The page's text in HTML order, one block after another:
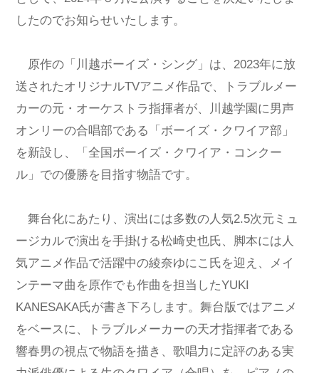
したのでお知らせいたします。
原作の「川越ボーイズ・シング」は、2023年に放
送されたオリジナルTVアニメ作品で、トラブルメー
カーの元・オーケストラ指揮者が、川越学園に男声
オンリーの合唱部である「ボーイズ・クワイア部」
を新設し、「全国ボーイズ・クワイア・コンクー
ル」での優勝を目指す物語です。
舞台化にあたり、演出には多数の人気2.5次元ミュ
ージカルで演出を手掛ける松崎史也氏、脚本には人
気アニメ作品で活躍中の綾奈ゆにこ氏を迎え、メイ
ンテーマ曲を原作でも作曲を担当したYUKI
KANESAKA氏が書き下ろします。舞台版ではアニメ
をベースに、トラブルメーカーの天才指揮者である
響春男の視点で物語を描き、歌唱力に定評のある実